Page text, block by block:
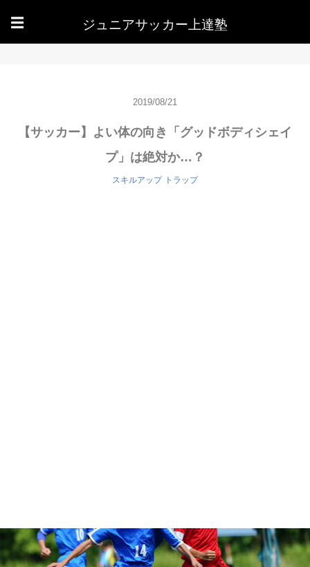
☰ ジュニアサッカー上達塾
2019/08/21
【サッカー】よい体の向き「グッドボディシェイ
プ」は絶対か…？
スキルアップ トラップ